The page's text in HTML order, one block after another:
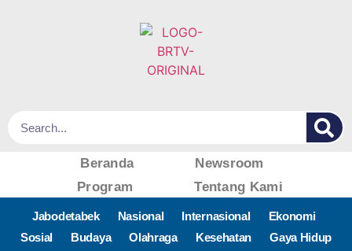
Beranda
Newsroom
Program
Tentang Kami
Jabodetabek Nasional Internasional
Ekonomi
Sosial
Budaya Olahraga Kesehatan
Gaya Hidup